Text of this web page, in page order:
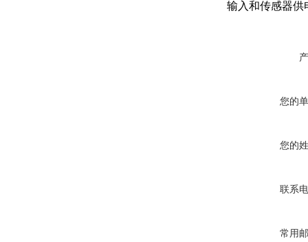
输入和传感器供
您的
您的
联系
常用